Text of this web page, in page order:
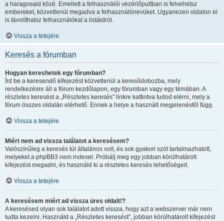
a haragosaid közé. Emellett a felhasználói vezérlőpultban is felvehetsz
embereket, közvetlenül megadva a felhasználónevüket. Ugyanezen oldalon el
is távolíthatsz felhasználókat a listáidról.
Vissza a tetejére
Keresés a fórumban
Hogyan kereshetek egy fórumban?
Írd be a keresendő kifejezést közvetlenül a keresődobozba, mely
rendelkezésre áll a fórum kezdőlapon, egy fórumban vagy egy témában. A
részletes keresést a „Részletes keresés” linkre kattintva tudod elérni, mely a
fórum összes oldalán elérhető. Ennek a helye a használt megjelenéstől függ.
Vissza a tetejére
Miért nem ad vissza találatot a keresésem?
Valószínűleg a keresés túl általános volt, és sok gyakori szót tartalmazhatott,
melyeket a phpBB3 nem indexel. Próbálj meg egy jobban körülhatárolt
kifejezést megadni, és használd ki a részletes keresés lehetőségeit.
Vissza a tetejére
A keresésem miért ad vissza üres oldalt!?
A keresésed olyan sok találatot adott vissza, hogy azt a webszerver már nem
tudta kezelni. Használd a „Részletes keresést”, jobban körülhatárolt kifejezést